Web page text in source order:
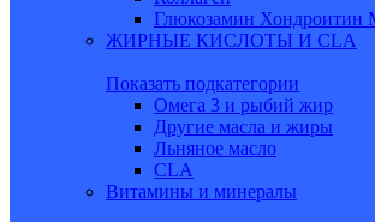
Глюкозамин Хондроитин
ЖИРНЫЕ КИСЛОТЫ И CLA
Показать подкатегории
Омега 3 и рыбий жир
Другие масла и жиры
Льняное масло
CLA
Витамины и минералы